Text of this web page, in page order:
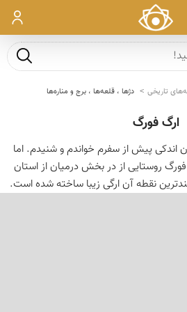
ورود
جست و
تاریخی دژها ، قلعه‌ها ، برج و مناره‌ها
ارگ فورگ
اندکی پیش از سفرم خواندم و شنیدم. اما
روستایی از در بخش درمیان از استان
نقطه آن ارگی زیبا ساخته شده است.